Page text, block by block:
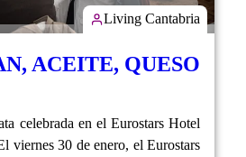
Living Cantabria
ACEITE, QUESO
celebrada en el Eurostars Hotel
viernes 30 de enero, el Eurostars